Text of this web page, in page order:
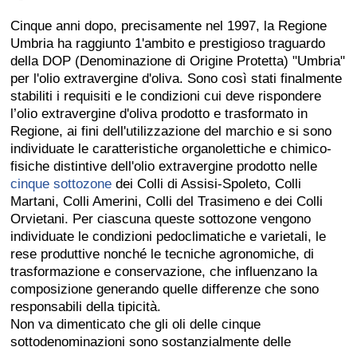
Cinque anni dopo, precisamente nel 1997, la Regione
Umbria ha raggiunto 1'ambito e prestigioso traguardo
della DOP (Denominazione di Origine Protetta) "Umbria"
per l'olio extravergine d'oliva. Sono così stati finalmente
stabiliti i requisiti e le condizioni cui deve rispondere
l’olio extravergine d'oliva prodotto e trasformato in
Regione, ai fini dell'utilizzazione del marchio e si sono
individuate le caratteristiche organolettiche e chimico-
fisiche distintive dell'olio extravergine prodotto nelle
cinque sottozone dei Colli di Assisi-Spoleto, Colli
Martani, Colli Amerini, Colli del Trasimeno e dei Colli
Orvietani. Per ciascuna queste sottozone vengono
individuate le condizioni pedoclimatiche e varietali, le
rese produttive nonché le tecniche agronomiche, di
trasformazione e conservazione, che influenzano la
composizione generando quelle differenze che sono
responsabili della tipicità.
Non va dimenticato che gli oli delle cinque
sottodenominazioni sono sostanzialmente delle